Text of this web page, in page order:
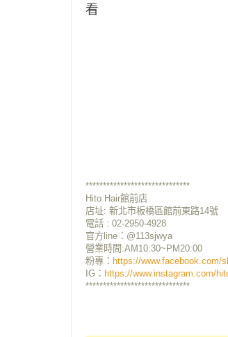
看
******************************
Hito Hair館前店
店址: 新北市板橋區館前東路14號
電話 : 02-2950-4928
官方line：@113sjwya
營業時間:AM10:30~PM20:00
粉專： https://www.facebook.com/
IG： https://www.instagram.com/
******************************